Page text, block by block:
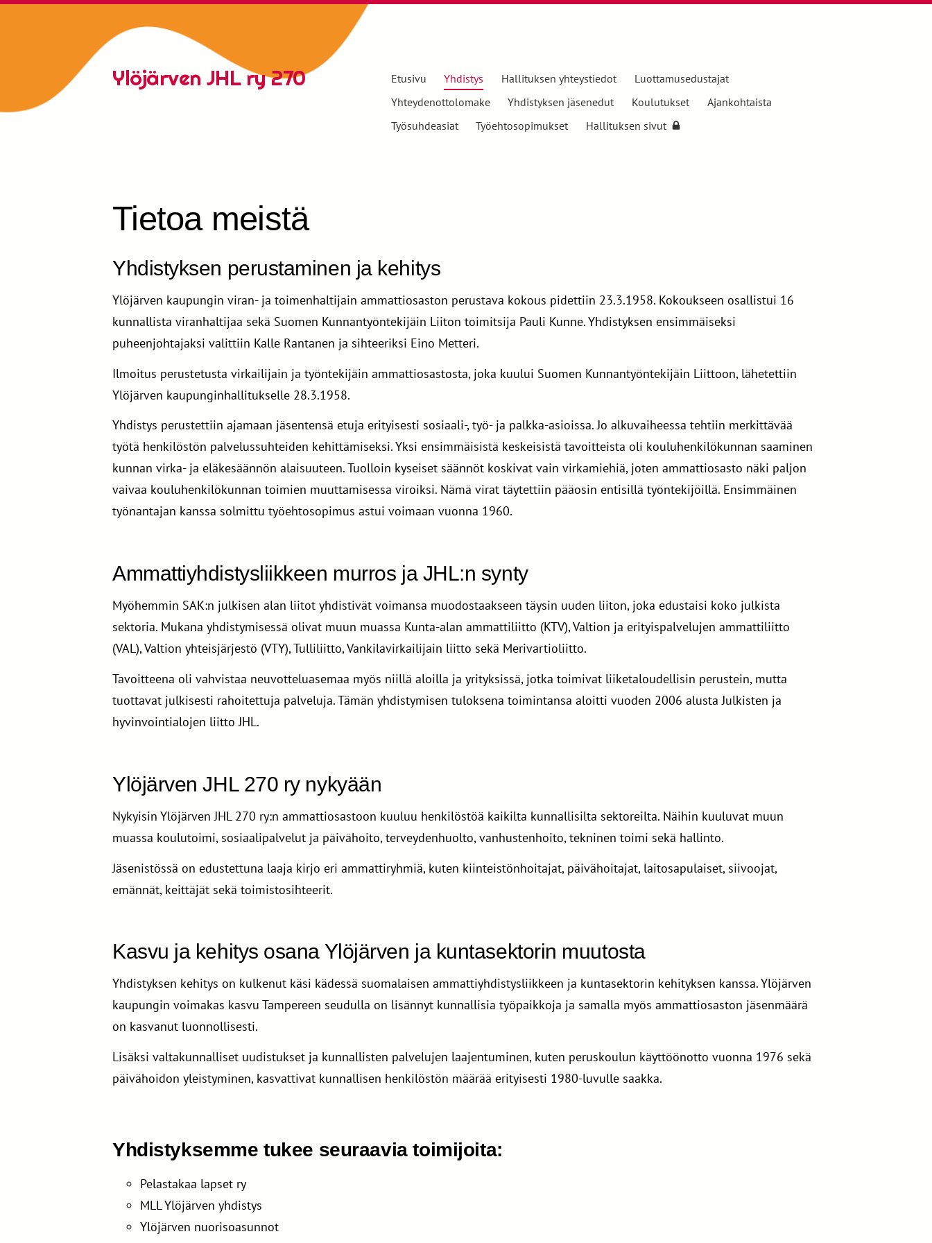
Ylöjärven JHL ry 270 Etusivu Yhdistys Hallituksen yhteystiedot
Luottamusedustajat
Yhteydenottolomake
Yhdistyksen jäsenedut Koulutukset
Ajankohtaista
Työsuhdeasiat
Työehtosopimukset Hallituksen sivut
Tietoa meistä
Yhdistyksen perustaminen ja kehitys
Ylöjärven kaupungin viran- ja toimenhaltijain ammattiosaston perustava kokous pidettiin 23.3.1958. Kokoukseen osallistui 16
kunnallista viranhaltijaa sekä Suomen Kunnantyöntekijäin Liiton toimitsija Pauli Kunne. Yhdistyksen ensimmäiseksi
puheenjohtajaksi valittiin Kalle Rantanen ja sihteeriksi Eino Metteri.
Ilmoitus perustetusta virkailijain ja työntekijäin ammattiosastosta, joka kuului Suomen Kunnantyöntekijäin Liittoon, lähetettiin
Ylöjärven kaupunginhallitukselle 28.3.1958.
Yhdistys perustettiin ajamaan jäsentensä etuja erityisesti sosiaali-, työ- ja palkka-asioissa. Jo alkuvaiheessa tehtiin merkittävää
työtä henkilöstön palvelussuhteiden kehittämiseksi. Yksi ensimmäisistä keskeisistä tavoitteista oli kouluhenkilökunnan saaminen
kunnan virka- ja eläkesäännön alaisuuteen. Tuolloin kyseiset säännöt koskivat vain virkamiehiä, joten ammattiosasto näki paljon
vaivaa kouluhenkilökunnan toimien muuttamisessa viroiksi. Nämä virat täytettiin pääosin entisillä työntekijöillä. Ensimmäinen
työnantajan kanssa solmittu työehtosopimus astui voimaan vuonna 1960.
Ammattiyhdistysliikkeen murros ja JHL:n synty
Myöhemmin SAK:n julkisen alan liitot yhdistivät voimansa muodostaakseen täysin uuden liiton, joka edustaisi koko julkista
sektoria. Mukana yhdistymisessä olivat muun muassa Kunta-alan ammattiliitto (KTV), Valtion ja erityispalvelujen ammattiliitto
(VAL), Valtion yhteisjärjestö (VTY), Tulliliitto, Vankilavirkailijain liitto sekä Merivartioliitto.
Tavoitteena oli vahvistaa neuvotteluasemaa myös niillä aloilla ja yrityksissä, jotka toimivat liiketaloudellisin perustein, mutta
tuottavat julkisesti rahoitettuja palveluja. Tämän yhdistymisen tuloksena toimintansa aloitti vuoden 2006 alusta Julkisten ja
hyvinvointialojen liitto JHL.
Ylöjärven JHL 270 ry nykyään
Nykyisin Ylöjärven JHL 270 ry:n ammattiosastoon kuuluu henkilöstöä kaikilta kunnallisilta sektoreilta. Näihin kuuluvat muun
muassa koulutoimi, sosiaalipalvelut ja päivähoito, terveydenhuolto, vanhustenhoito, tekninen toimi sekä hallinto.
Jäsenistössä on edustettuna laaja kirjo eri ammattiryhmiä, kuten kiinteistönhoitajat, päivähoitajat, laitosapulaiset, siivoojat,
emännät, keittäjät sekä toimistosihteerit.
Kasvu ja kehitys osana Ylöjärven ja kuntasektorin muutosta
Yhdistyksen kehitys on kulkenut käsi kädessä suomalaisen ammattiyhdistysliikkeen ja kuntasektorin kehityksen kanssa. Ylöjärven
kaupungin voimakas kasvu Tampereen seudulla on lisännyt kunnallisia työpaikkoja ja samalla myös ammattiosaston jäsenmäärä
on kasvanut luonnollisesti.
Lisäksi valtakunnalliset uudistukset ja kunnallisten palvelujen laajentuminen, kuten peruskoulun käyttöönotto vuonna 1976 sekä
päivähoidon yleistyminen, kasvattivat kunnallisen henkilöstön määrää erityisesti 1980-luvulle saakka.
Yhdistyksemme tukee seuraavia toimijoita:
Pelastakaa lapset ry
MLL Ylöjärven yhdistys
Ylöjärven nuorisoasunnot